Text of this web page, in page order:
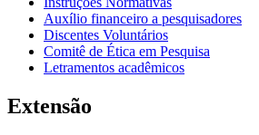
Auxílio financeiro a pesquisadores
Discentes Voluntários
Comitê de Ética em Pesquisa
Letramentos acadêmicos
Extensão